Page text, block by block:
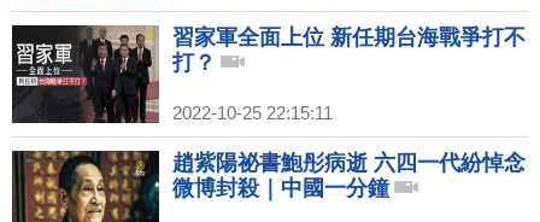
習家軍全面上位 新任期台海戰爭打不
打？
2022-10-25 22:15:11
趙紫陽祕書鮑彤病逝 六四一代紛悼念
微博封殺｜中國一分鐘